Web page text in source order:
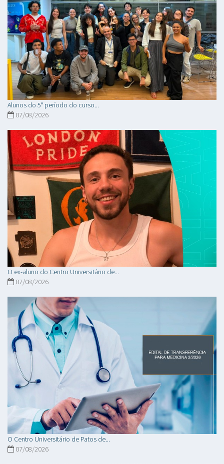
Alunos do 5° período do curso...
07/08/2026
O ex-aluno do Centro Universitário de...
07/08/2026
O Centro Universitário de Patos de...
07/08/2026